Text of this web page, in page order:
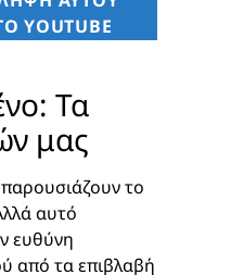
Τα
μας
το
αυτό
ευθύνη
από τα επιβλαβή